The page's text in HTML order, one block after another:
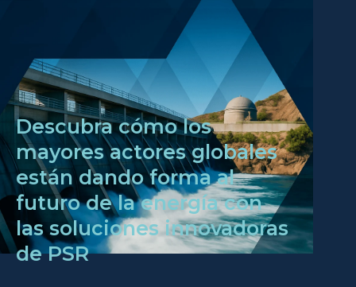
Descubra cómo los
mayores actores globales
están dando forma al
futuro de la energía con
las soluciones innovadoras
de PSR